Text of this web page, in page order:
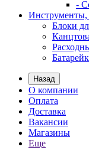
-
Инструменты,
Блоки
Назад
О компании
Оплата
Доставка
Вакансии
Магазины
Еще